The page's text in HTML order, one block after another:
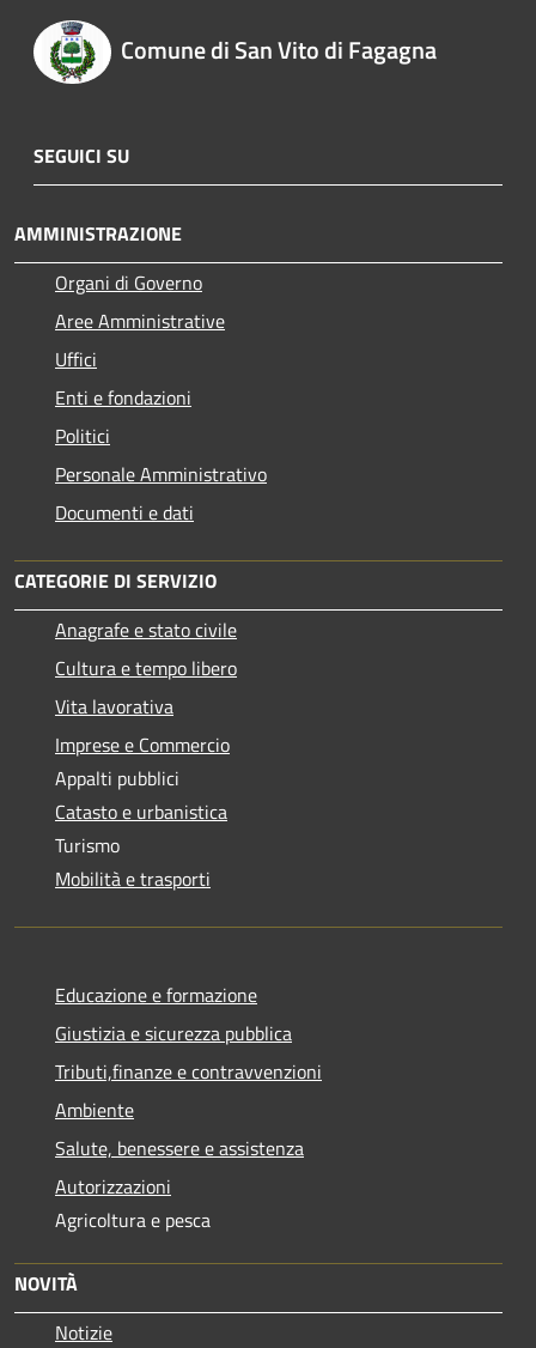
Comune di San Vito di Fagagna
SEGUICI SU
AMMINISTRAZIONE
Organi di Governo
Aree Amministrative
Uffici
Enti e fondazioni
Politici
Personale Amministrativo
Documenti e dati
CATEGORIE DI SERVIZIO
Anagrafe e stato civile
Cultura e tempo libero
Vita lavorativa
Imprese e Commercio
Appalti pubblici
Catasto e urbanistica
Turismo
Mobilità e trasporti
Educazione e formazione
Giustizia e sicurezza pubblica
Tributi,finanze e contravvenzioni
Ambiente
Salute, benessere e assistenza
Autorizzazioni
Agricoltura e pesca
NOVITÀ
Notizie